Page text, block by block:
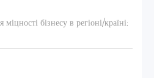
бізнесу в регіоні/країні;